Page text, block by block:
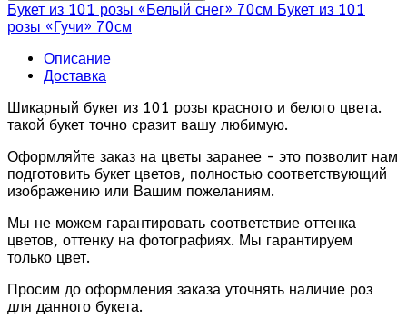
Букет из 101 розы «Белый снег» 70см Букет из 101
розы «Гучи» 70см
Описание
Доставка
Шикарный букет из 101 розы красного и белого цвета.
такой букет точно сразит вашу любимую.
Оформляйте заказ на цветы заранее - это позволит нам
подготовить букет цветов, полностью соответствующий
изображению или Вашим пожеланиям.
Мы не можем гарантировать соответствие оттенка
цветов, оттенку на фотографиях. Мы гарантируем
только цвет.
Просим до оформления заказа уточнять наличие роз
для данного букета.